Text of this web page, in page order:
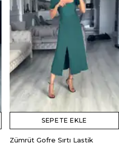
SEPETE EKLE
Zümrüt Gofre Sırtı Lastik